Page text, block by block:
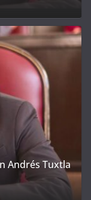
Andrés Tuxtla